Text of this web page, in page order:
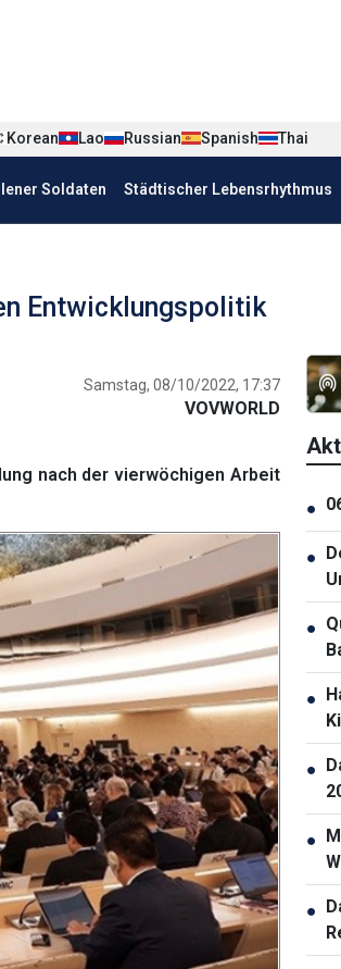
Korean Lao Russian Spanish Thai
Soldaten Städtischer Lebensrhythmus
Entwicklungspolitik
Samstag, 08/10/2022, 17:37
VOVWORLD
nach der vierwöchigen Arbeit
●
●
●
●
●
●
●